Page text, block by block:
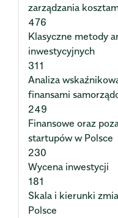
zarządzania
476
Klasyczne metody
inwestycyjnych
311
Analiza
finansami
249
Finansowe oraz
startupów w Polsce
230
Wycena inwestycji
181
Skala i kierunki
Polsce